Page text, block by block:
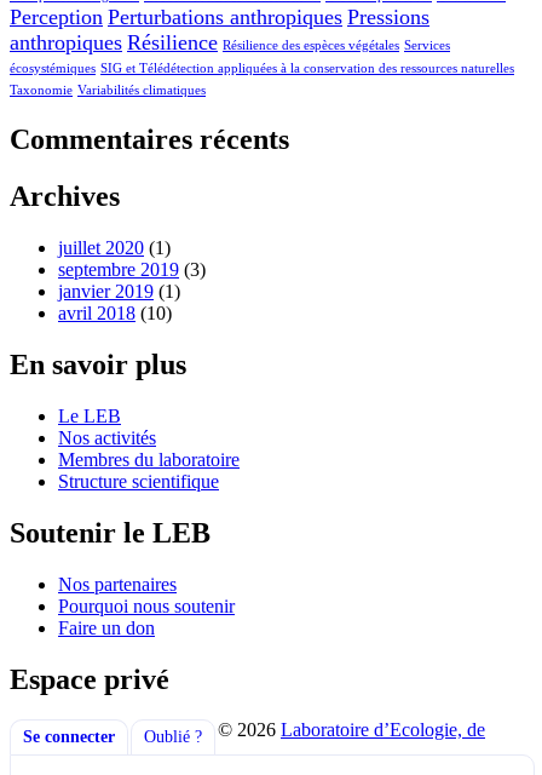
Perception Perturbations anthropiques Pressions
anthropiques Résilience Résilience des espèces végétales Services
écosystémiques SIG et Télédétection appliquées à la conservation des ressources naturelles
Taxonomie Variabilités climatiques
Commentaires récents
Archives
juillet 2020 (1)
septembre 2019 (3)
janvier 2019 (1)
avril 2018 (10)
En savoir plus
Le LEB
Nos activités
Membres du laboratoire
Structure scientifique
Soutenir le LEB
Nos partenaires
Pourquoi nous soutenir
Faire un don
Espace privé
Se connecter Oublié ? © 2026 Laboratoire d’Ecologie, de